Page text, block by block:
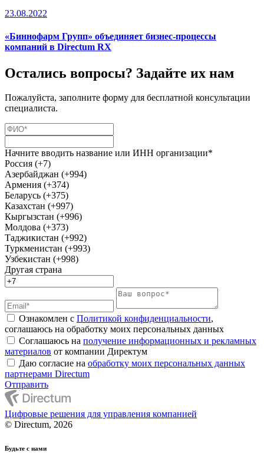
23.08.2022
«Биннофарм Групп» объединяет бизнес-процессы
компаний в Directum RX
Остались вопросы? Задайте их нам
Пожалуйста, заполните форму для бесплатной консультации
специалиста.
Начните вводить название или ИНН организации*
Россия (+7)
Азербайджан (+994)
Армения (+374)
Беларусь (+375)
Казахстан (+997)
Кыргызстан (+996)
Молдова (+373)
Таджикистан (+992)
Туркменистан (+993)
Узбекистан (+998)
Другая страна
Ознакомлен с Политикой конфиденциальности,
соглашаюсь на обработку моих персональных данных
Соглашаюсь на получение информационных и рекламных
материалов от компании Директум
Даю согласие на обработку моих персональных данных
партнерами Directum
Отправить
Цифровые решения для управления компанией
© Directum, 2026
Будьте с нами